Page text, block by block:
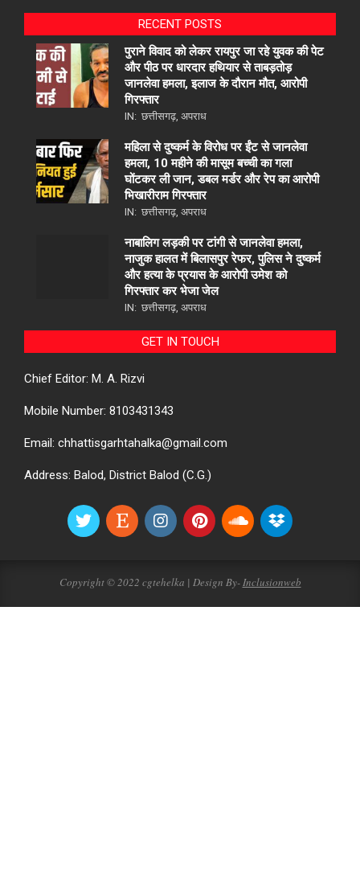
RECENT POSTS
पुराने विवाद को लेकर रायपुर जा रहे युवक की पेट
और पीठ पर धारदार हथियार से ताबड़तोड़
जानलेवा हमला, इलाज के दौरान मौत, आरोपी
गिरफ्तार
IN: छत्तीसगढ़ अपराध
महिला से दुष्कर्म के विरोध पर ईंट से जानलेवा
हमला, 10 महीने की मासूम बच्ची का गला
घोंटकर ली जान, डबल मर्डर और रेप का आरोपी
भिखारीराम गिरफ्तार
IN: छत्तीसगढ़ अपराध
नाबालिग लड़की पर टांगी से जानलेवा हमला,
नाजुक हालत में बिलासपुर रेफर, पुलिस ने दुष्कर्म
और हत्या के प्रयास के आरोपी उमेश को
गिरफ्तार कर भेजा जेल
IN: छत्तीसगढ़ अपराध
GET IN TOUCH
Chief Editor: M. A. Rizvi
Mobile Number: 8103431343
Email: chhattisgarhtahalka@gmail.com
Address: Balod, District Balod (C.G.)
Copyright © 2022 cgtehelka | Design By-Inclusionweb